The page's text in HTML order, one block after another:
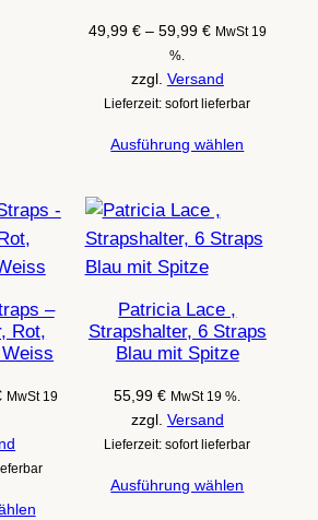
49,99 € – 59,99 €Preisspanne:
bis
59,99 €
MwSt 19
%.
zzgl. Versand
Lieferzeit: sofort lieferbar
Ausführung wählen
–
Rot,
Preisspanne:
bis
59,99 €
MwSt 19
Patricia Lace ,
Strapshalter, 6 Straps
Blau mit Spitze
55,99€ MwSt 19 %.
zzgl. Versand
Lieferzeit: sofort lieferbar
Ausführung wählen